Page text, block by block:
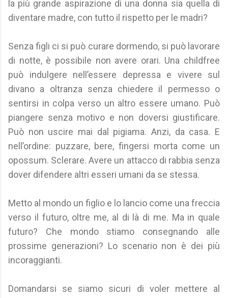
la più grande aspirazione di una donna sia quella di
diventare madre, con tutto il rispetto per le madri?
Senza figli ci si può curare dormendo, si può lavorare
di notte, è possibile non avere orari. Una childfree
può indulgere nell’essere depressa e vivere sul
divano a oltranza senza chiedere il permesso o
sentirsi in colpa verso un altro essere umano. Può
piangere senza motivo e non doversi giustificare.
Può non uscire mai dal pigiama. Anzi, da casa. E
nell’ordine: puzzare, bere, fingersi morta come un
opossum. Sclerare. Avere un attacco di rabbia senza
dover difendere altri esseri umani da se stessa.
Metto al mondo un figlio e lo lancio come una freccia
verso il futuro, oltre me, al di là di me. Ma in quale
futuro? Che mondo stiamo consegnando alle
prossime generazioni? Lo scenario non è dei più
incoraggianti.
Domandarsi se siamo sicuri di voler mettere al